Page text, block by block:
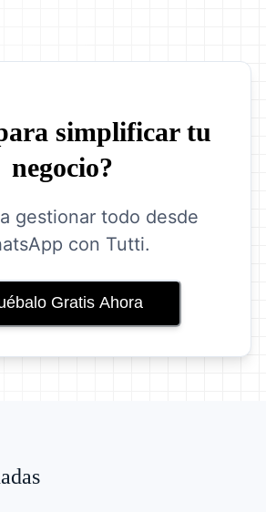
simplificar tu
negocio?
gestionar todo desde
con Tutti.
Gratis Ahora